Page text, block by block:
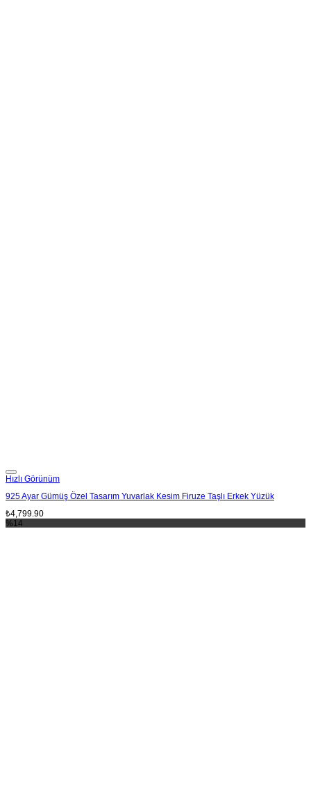
Hızlı Görünüm
925 Ayar Gümüş Özel Tasarım Yuvarlak Kesim Firuze Taşlı Erkek Yüzük
₺4,799.90
%14